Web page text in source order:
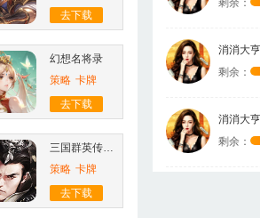
去下载
幻想名将录
策略 卡牌
去下载
三国群英传：鸿鹄霸业
策略 卡牌
去下载
剩余：
剩余：
剩余：